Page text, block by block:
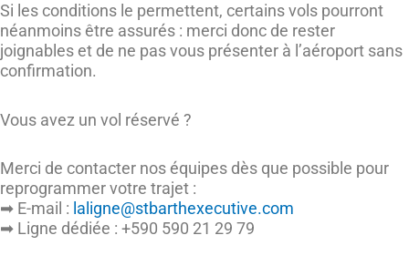
Si les conditions le permettent, certains vols pourront
néanmoins être assurés : merci donc de rester
joignables et de ne pas vous présenter à l’aéroport sans
confirmation.
Vous avez un vol réservé ?
Merci de contacter nos équipes dès que possible pour
reprogrammer votre trajet :
➡ E-mail : laligne@stbarthexecutive.com
➡ Ligne dédiée : +590 590 21 29 79